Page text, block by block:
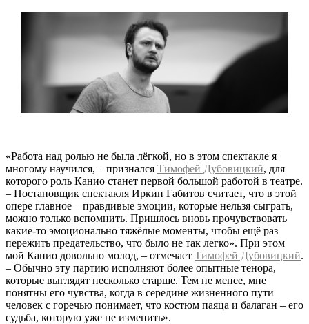
«Работа над ролью не была лёгкой, но в этом спектакле я
многому научился, – признался Тимофей Дубовицкий, для
которого роль Канио станет первой большой работой в театре.
– Постановщик спектакля Иркин Габитов считает, что в этой
опере главное – правдивые эмоции, которые нельзя сыграть,
можно только вспомнить. Пришлось вновь прочувствовать
какие-то эмоционально тяжёлые моменты, чтобы ещё раз
пережить предательство, что было не так легко». При этом
мой Канио довольно молод, – отмечает Тимофей Дубовицкий.
– Обычно эту партию исполняют более опытные тенора,
которые выглядят несколько старше. Тем не менее, мне
понятны его чувства, когда в середине жизненного пути
человек с горечью понимает, что костюм паяца и балаган – его
судьба, которую уже не изменить».